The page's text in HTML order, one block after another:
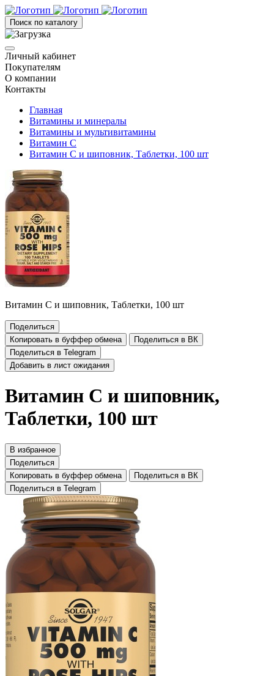
Поиск по каталогу
Личный кабинет
Покупателям
О компании
Контакты
Главная
Витамины и минералы
Витамины и мультивитамины
Витамин С
Витамин C и шиповник, Таблетки, 100 шт
Витамин C и шиповник, Таблетки, 100 шт
Поделиться
Копировать в буффер обмена
Поделиться в ВК
Поделиться в Telegram
Добавить в лист ожидания
Витамин C и шиповник,
Таблетки, 100 шт
В избранное
Поделиться
Копировать в буффер обмена
Поделиться в ВК
Поделиться в Telegram